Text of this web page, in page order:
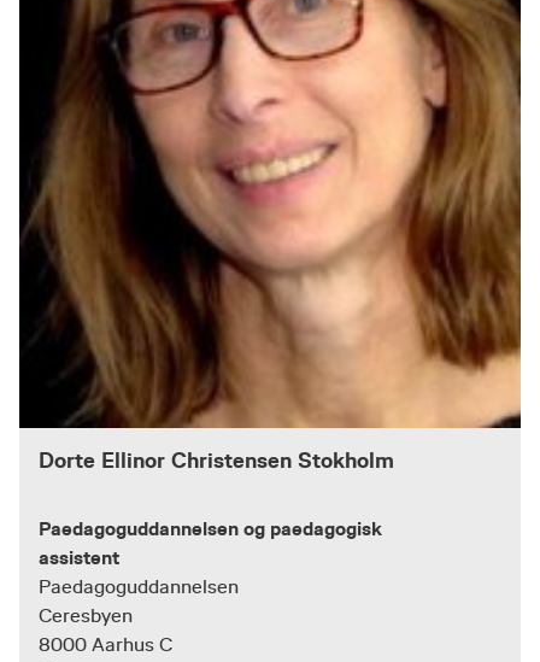
Dorte Ellinor Christensen Stokholm
Paedagoguddannelsen og paedagogisk
assistent
Paedagoguddannelsen
Ceresbyen
8000 Aarhus C